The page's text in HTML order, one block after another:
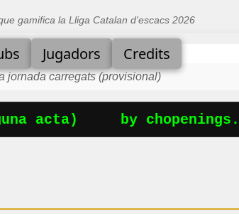
gamifica la Lliga Catalan d'escacs 2026
Jugadors Credits
jornada carregats (provisional)
acta) by